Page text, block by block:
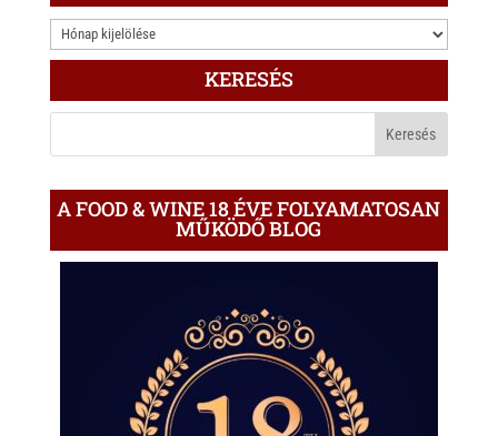
3.000
ÍRÁS
BLOGON
KERESÉS
A FOOD & WINE 18 ÉVE FOLYAMATOSAN
MŰKÖDŐ BLOG